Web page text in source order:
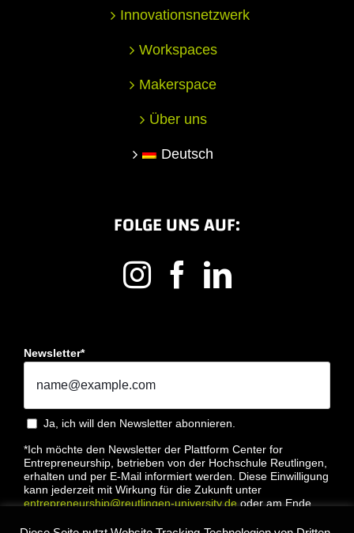
Innovationsnetzwerk
Workspaces
Makerspace
Über uns
Deutsch
FOLGE UNS AUF:
Newsletter*
Ja, ich will den Newsletter abonnieren.
*Ich möchte den Newsletter der Plattform Center for
Entrepreneurship, betrieben von der Hochschule Reutlingen,
erhalten und per E-Mail informiert werden. Diese Einwilligung
kann jederzeit mit Wirkung für die Zukunft unter
entrepreneurship@reutlingen-university.deoder am Ende
Datenschutzbestimmung